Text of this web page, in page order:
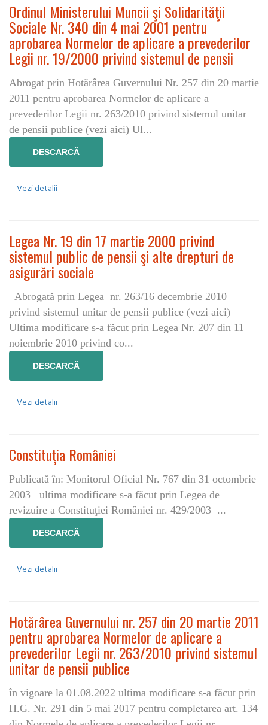
Ordinul Ministerului Muncii şi Solidarităţii
Sociale Nr. 340 din 4 mai 2001 pentru
aprobarea Normelor de aplicare a prevederilor
Legii nr. 19/2000 privind sistemul de pensii
Abrogat prin Hotărârea Guvernului Nr. 257 din 20 martie
2011 pentru aprobarea Normelor de aplicare a
prevederilor Legii nr. 263/2010 privind sistemul unitar
de pensii publice (vezi aici) Ul...
DESCARCĂ
Vezi detalii
Legea Nr. 19 din 17 martie 2000 privind
sistemul public de pensii şi alte drepturi de
asigurări sociale
Abrogată prin Legea nr. 263/16 decembrie 2010
privind sistemul unitar de pensii publice (vezi aici)
Ultima modificare s-a făcut prin Legea Nr. 207 din 11
noiembrie 2010 privind co...
DESCARCĂ
Vezi detalii
Constituția României
Publicată în: Monitorul Oficial Nr. 767 din 31 octombrie
2003 ultima modificare s-a făcut prin Legea de
revizuire a Constituţiei României nr. 429/2003 ...
DESCARCĂ
Vezi detalii
Hotărârea Guvernului nr. 257 din 20 martie 2011
pentru aprobarea Normelor de aplicare a
prevederilor Legii nr. 263/2010 privind sistemul
unitar de pensii publice
în vigoare la 01.08.2022 ultima modificare s-a făcut prin
H.G. Nr. 291 din 5 mai 2017 pentru completarea art. 134